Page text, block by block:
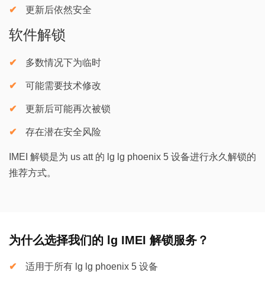
更新后依然安全
软件解锁
多数情况下为临时
可能需要技术修改
更新后可能再次被锁
存在潜在安全风险
IMEI 解锁是为 us att 的 lg lg phoenix 5 设备进行永久解锁的
推荐方式。
为什么选择我们的 lg IMEI 解锁服务？
适用于所有 lg lg phoenix 5 设备